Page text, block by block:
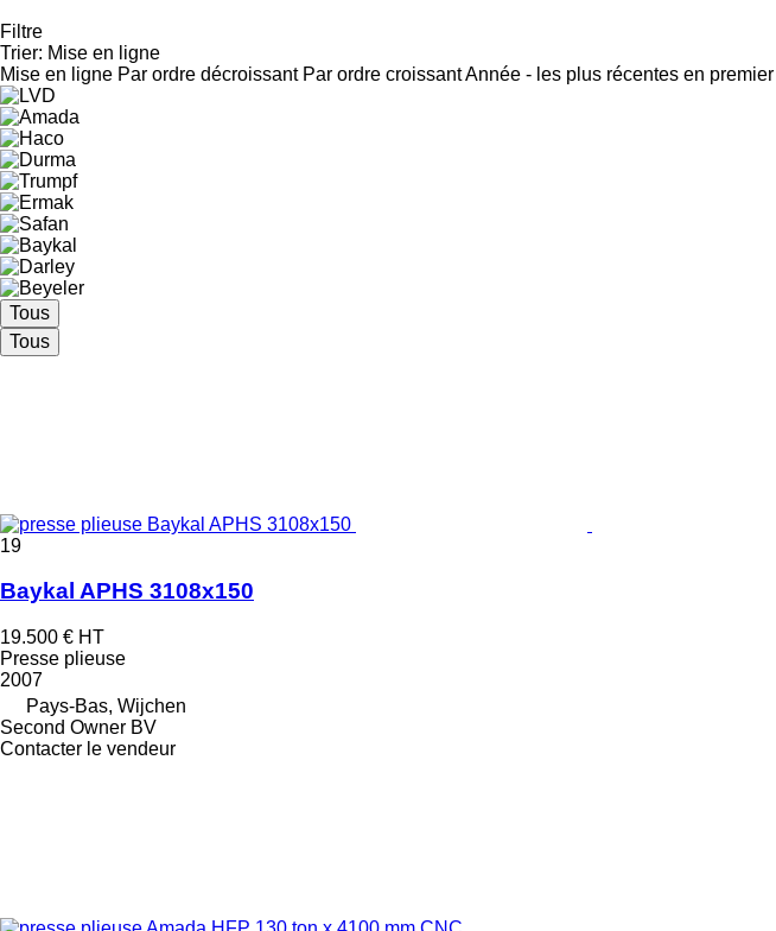
Filtre
Trier: Mise en ligne
Mise en ligne Par ordre décroissant Par ordre croissantAnnée - les plus récentes en premier
Tous
Tous
19
Baykal APHS 3108x150
19.500 € HT
Presse plieuse
2007
Pays-Bas, Wijchen
Second Owner BV
Contacter le vendeur